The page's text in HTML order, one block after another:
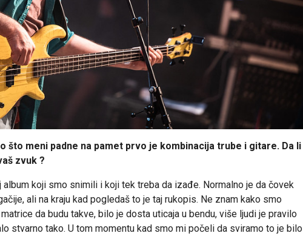
što meni padne na pamet prvo je kombinacija trube i gitare. Da li
zvuk ?
album koji smo snimili i koji tek treba da izađe. Normalno je da čovek
ali na kraju kad pogledaš to je taj rukopis. Ne znam kako smo
da budu takve, bilo je dosta uticaja u bendu, više ljudi je pravilo
stvarno tako. U tom momentu kad smo mi počeli da sviramo to je bilo